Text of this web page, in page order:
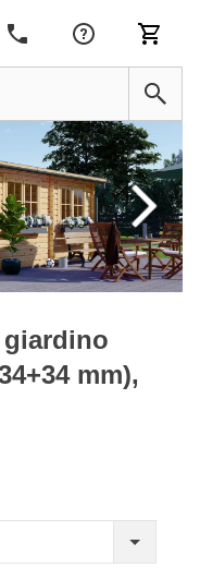
giardino
mm),